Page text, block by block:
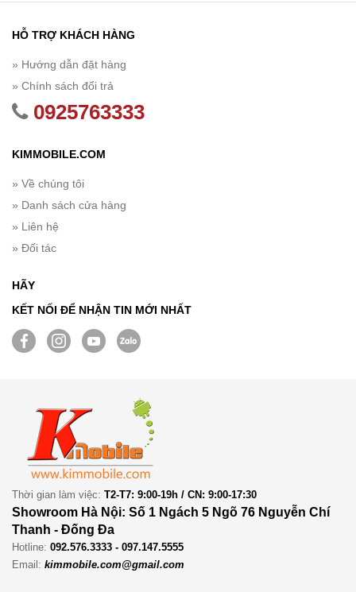
HỖ TRỢ KHÁCH HÀNG
» Hướng dẫn đặt hàng
» Chính sách đổi trả
0925763333
KIMMOBILE.COM
» Về chúng tôi
» Danh sách cửa hàng
» Liên hệ
» Đối tác
HÃY
KẾT NỐI ĐỂ NHẬN TIN MỚI NHẤT
Thời gian làm việc: T2-T7: 9:00-19h / CN: 9:00-17:30
Showroom Hà Nội: Số 1 Ngách 5 Ngõ 76 Nguyễn Chí
Thanh - Đống Đa
Hotline: 092.576.3333 - 097.147.5555
Email: kimmobile.com@gmail.com